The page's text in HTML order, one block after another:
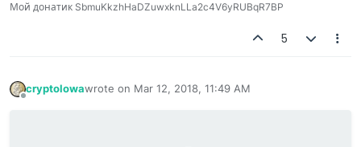
Мой донатик SbmuKkzhHaDZuwxknLLa2c4V6yRUBqR7BP
5
cryptolowawrote on Mar 12, 2018, 11:49 AM
last edited by